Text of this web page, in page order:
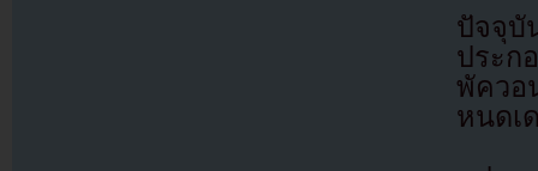
ปัจจุบั
ประก
พัควอ
หนดเ